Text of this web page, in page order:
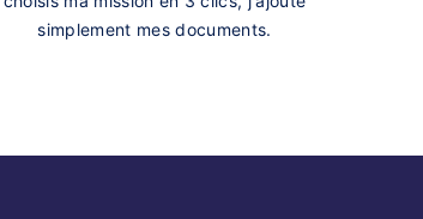
simplement mes documents.